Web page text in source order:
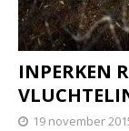
INPERKEN
19 november